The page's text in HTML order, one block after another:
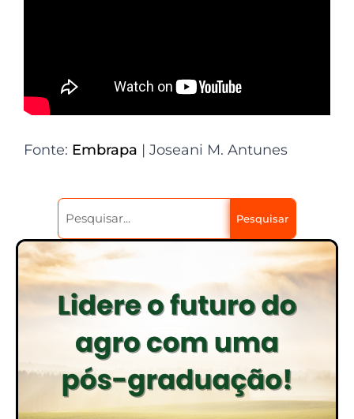
Fonte: Embrapa | Joseani M. Antunes
Pesquisar